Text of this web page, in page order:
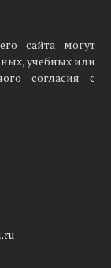
сайта могут
учебных или
согласия с